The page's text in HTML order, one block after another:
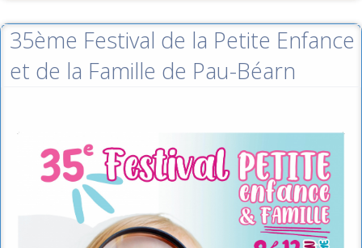
35ème Festival de la Petite Enfance
et de la Famille de Pau-Béarn